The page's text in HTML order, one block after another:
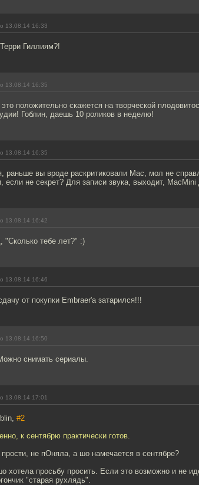
13.08.14 16:33
Гиллиям?!
13.08.14 16:35
положительно скажется на творческой
Гоблин, даешь 10 роликов в неделю!
13.08.14 16:35
раньше вы вроде раскритиковали Maс, мол не
если не секрет? Для записи звука, выходит,
13.08.14 16:42
"Сколько тебе лет?" :)
13.08.14 16:46
от покупки Embraer'а затарился!!!
13.08.14 16:50
снимать сериалы.
13.08.14 17:01
#2
к сентябрю практически готов.
прости, не пОняла, а шо намечается в сентябре?
хотела просьбу просить. Если это возможно и не
"старая рухлядь".